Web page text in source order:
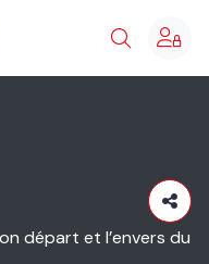
départ et l’envers du